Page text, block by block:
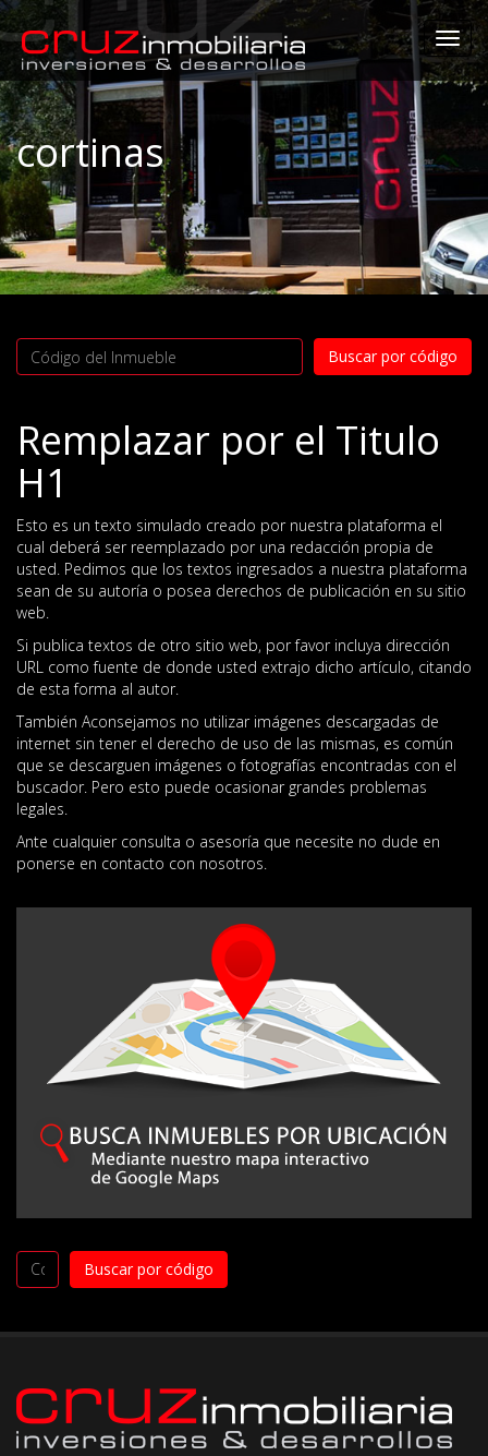
cortinas
Remplazar por el Titulo
H1
Esto es un texto simulado creado por nuestra plataforma el
cual deberá ser reemplazado por una redacción propia de
usted. Pedimos que los textos ingresados a nuestra plataforma
sean de su autoría o posea derechos de publicación en su sitio
web.
Si publica textos de otro sitio web, por favor incluya dirección
URL como fuente de donde usted extrajo dicho artículo, citando
de esta forma al autor.
También Aconsejamos no utilizar imágenes descargadas de
internet sin tener el derecho de uso de las mismas, es común
que se descarguen imágenes o fotografías encontradas con el
buscador. Pero esto puede ocasionar grandes problemas
legales.
Ante cualquier consulta o asesoría que necesite no dude en
ponerse en contacto con nosotros.